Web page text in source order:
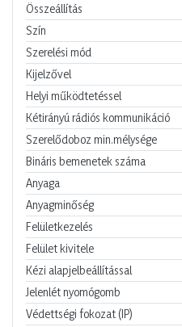
Összeállítás
Szín
Szerelési mód
Kijelzővel
Helyi működtetéssel
Kétirányú rádiós kommunikáció
Szerelődoboz min.mélysége
Bináris bemenetek száma
Anyaga
Anyagminőség
Felületkezelés
Felület kivitele
Kézi alapjelbeállítással
Jelenlét nyomógomb
Védettségi fokozat (IP)